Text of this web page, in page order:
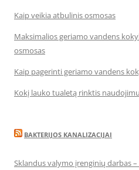
Kaip veikia atbulinis osmosas
Maksimalios geriamo vandens
osmosas
Kaip pagerinti geriamo vandens
Kokį lauko tualetą rinktis
BAKTERIJOS KANALIZACIJAI
Sklandus valymo įrenginių darbas